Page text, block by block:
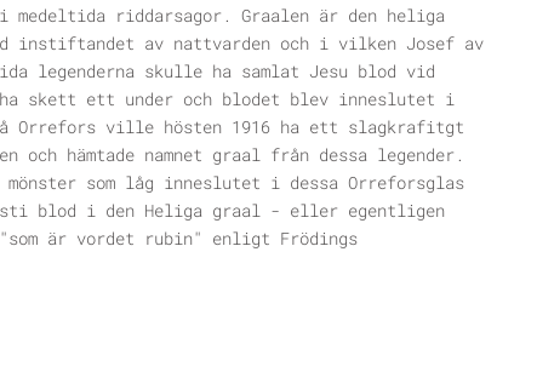
medeltida riddarsagor. Graalen är den heliga
instiftandet av nattvarden och i vilken Josef av
legenderna skulle ha samlat Jesu blod vid
skett ett under och blodet blev inneslutet i
Orrefors ville hösten 1916 ha ett slagkrafitgt
och hämtade namnet graal från dessa legender.
mönster som låg inneslutet i dessa Orreforsglas
blod i den Heliga graal - eller egentligen
"som är vordet rubin" enligt Frödings